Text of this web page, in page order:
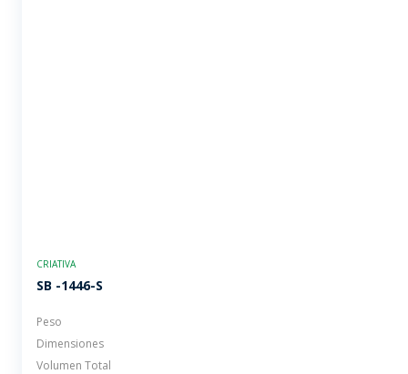
CRIATIVA
SB -1446-S
Peso
Dimensiones
Volumen Total